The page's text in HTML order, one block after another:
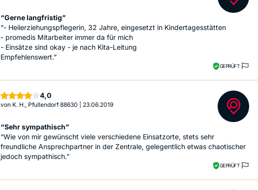
“Gerne langfristig”
“- Heilerziehungspflegerin, 32 Jahre, eingesetzt in Kindertagesstätten
- promedis Mitarbeiter immer da für mich
- Einsätze sind okay - je nach Kita-Leitung
Empfehlenswert.”
GEPRÜFT
4,0Sterne
von K. H., Pfullendorf 88630 23.06.2019
“Sehr sympathisch”
“Wie von mir gewünscht viele verschiedene Einsatzorte, stets sehr
freundliche Ansprechpartner in der Zentrale, gelegentlich etwas chaotischer
jedoch sympathisch.”
GEPRÜFT